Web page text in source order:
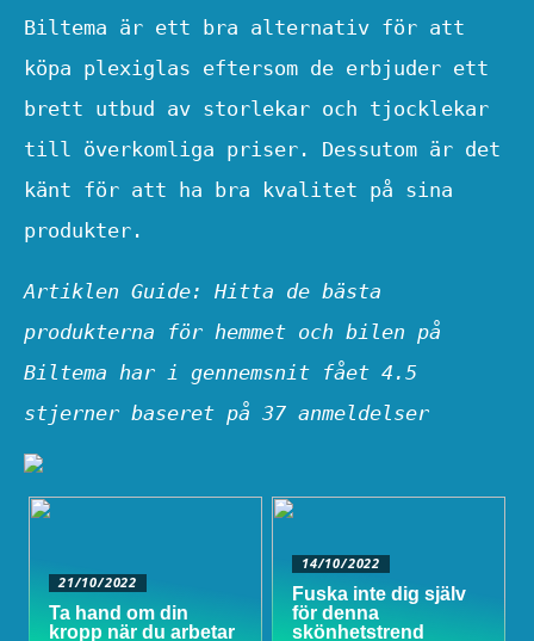
Biltema är ett bra alternativ för att
köpa plexiglas eftersom de erbjuder ett
brett utbud av storlekar och tjocklekar
till överkomliga priser. Dessutom är det
känt för att ha bra kvalitet på sina
produkter.
Artiklen Guide: Hitta de bästa
produkterna för hemmet och bilen på
Biltema har i gennemsnit fået 4.5
stjerner baseret på 37 anmeldelser
21/10/2022
Ta hand om din
kropp när du arbetar
14/10/2022
Fuska inte dig själv
för denna
skönhetstrend